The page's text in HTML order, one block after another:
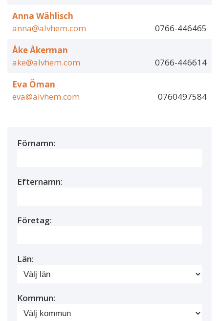
Anna Wählisch
anna@alvhem.com
0766-446465
Åke Åkerman
ake@alvhem.com
0766-446614
Eva Öman
eva@alvhem.com
0760497584
Förnamn:
Efternamn:
Företag:
Län:
Kommun: